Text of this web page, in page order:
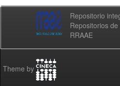
Repositorio
Repositorios
RRAAE
Theme by